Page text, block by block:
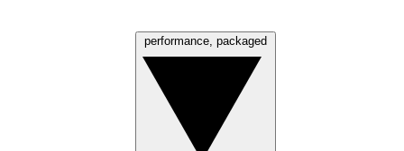
performance, packaged